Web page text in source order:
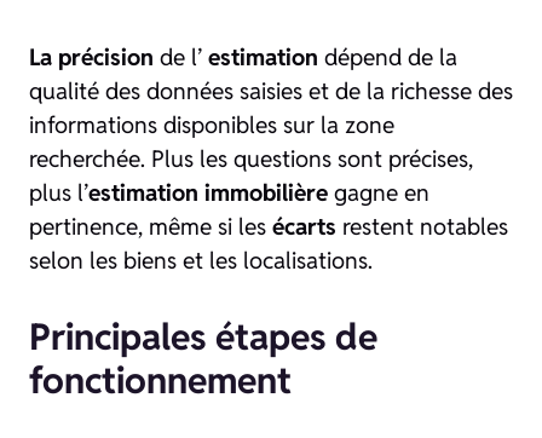
La précision de l’ estimation dépend de la
qualité des données saisies et de la richesse des
informations disponibles sur la zone
recherchée. Plus les questions sont précises,
plus l’estimation immobilière gagne en
pertinence, même si les écarts restent notables
selon les biens et les localisations.
Principales étapes de
fonctionnement